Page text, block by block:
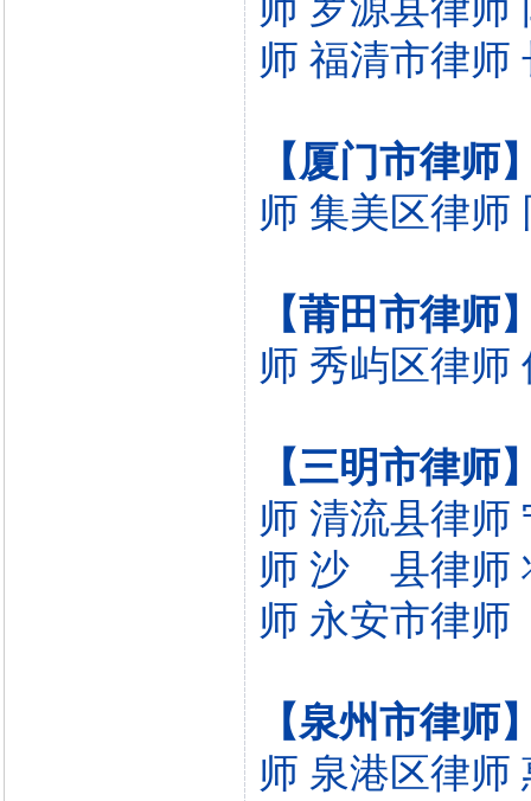
师 罗源县律师
师 福清市律师
【厦门市律师
师 集美区律师
【莆田市律师
师 秀屿区律师
【三明市律师
师 清流县律师
师 沙 县律师
师 永安市律师
【泉州市律师
师 泉港区律师